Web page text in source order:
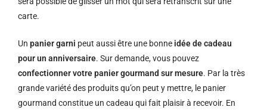
carte.
Un panier garni peut aussi être une bonne idée de cadeau
pour un anniversaire. Sur demande, vous pouvez
confectionner votre panier gourmand sur mesure. Par la très
grande variété des produits qu’on peut y mettre, le panier
gourmand constitue un cadeau qui fait plaisir à recevoir. En